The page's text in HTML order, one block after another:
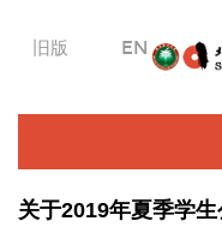
旧版 EN
关于2019年夏季学